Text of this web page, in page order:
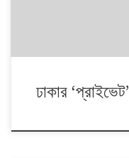
ঢাকার ‘প্রাইভেট’